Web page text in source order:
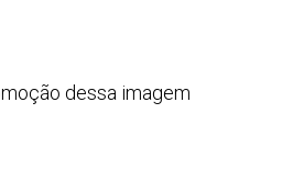
dessa imagem